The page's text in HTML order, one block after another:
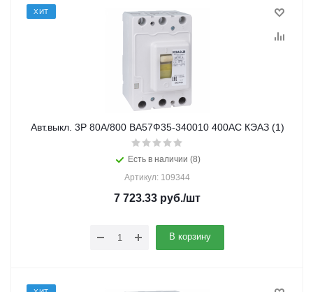
ХИТ
Авт.выкл. 3Р 80А/800 ВА57Ф35-340010 400АС КЭАЗ (1)
Есть в наличии (8)
Артикул: 109344
7 723.33 руб./шт
В корзину